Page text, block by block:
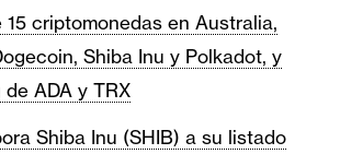
15 criptomonedas en Australia,
Shiba Inu y Polkadot, y
ADA y TRX
Shiba Inu (SHIB) a su listado